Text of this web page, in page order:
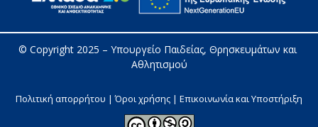
© Copyright 2025 – Υπουργείο Παιδείας, Θρησκευμάτων και
Αθλητισμού
Πολιτική απορρήτου | Όροι χρήσης | Επικοινωνία και Υποστήριξη